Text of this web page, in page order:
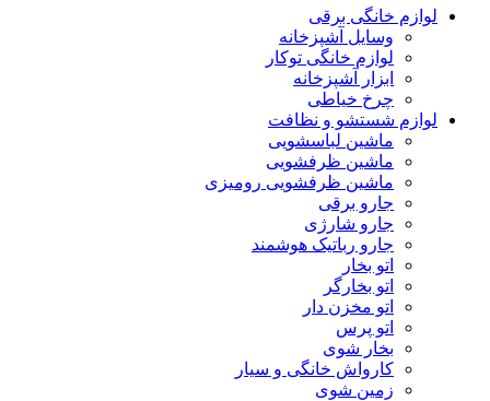
لوازم خانگی برقی
وسایل آشپزخانه
لوازم خانگی توکار
ابزار آشپزخانه
چرخ خیاطی
لوازم شستشو و نظافت
ماشین لباسشویی
ماشین ظرفشویی
ماشین ظرفشویی رومیزی
جارو برقی
جارو شارژی
جارو رباتیک هوشمند
اتو بخار
اتو بخارگر
اتو مخزن دار
اتو پرس
بخار شوی
کارواش خانگی و سیار
زمین شوی